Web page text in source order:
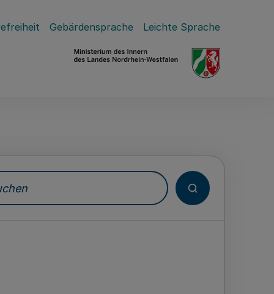
Gebärdensprache Leichte Sprache